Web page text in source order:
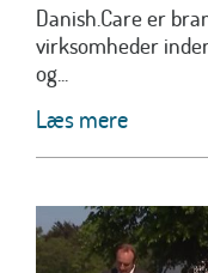
Danish.Care er
virksomheder
og...
Læs mere